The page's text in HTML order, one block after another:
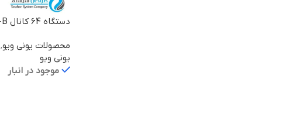
دستگاه 64 کانال NVR308-64R-B
محصولات یونی ویو,
یونی ویو
موجود در انبار